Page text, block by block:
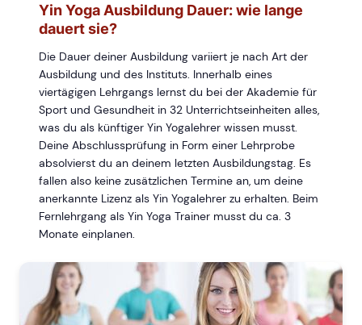
Yin Yoga Ausbildung Dauer: wie lange
dauert sie?
Die Dauer deiner Ausbildung variiert je nach Art der
Ausbildung und des Instituts. Innerhalb eines
viertägigen Lehrgangs lernst du bei der Akademie für
Sport und Gesundheit in 32 Unterrichtseinheiten alles,
was du als künftiger Yin Yogalehrer wissen musst.
Deine Abschlussprüfung in Form einer Lehrprobe
absolvierst du an deinem letzten Ausbildungstag. Es
fallen also keine zusätzlichen Termine an, um deine
anerkannte Lizenz als Yin Yogalehrer zu erhalten. Beim
Fernlehrgang als Yin Yoga Trainer musst du ca. 3
Monate einplanen.